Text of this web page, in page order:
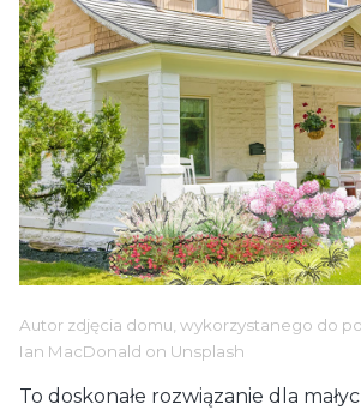
Autor zdjęcia domu, wykorzystanego do
Ian MacDonald on Unsplash
To doskonałe rozwiązanie dla